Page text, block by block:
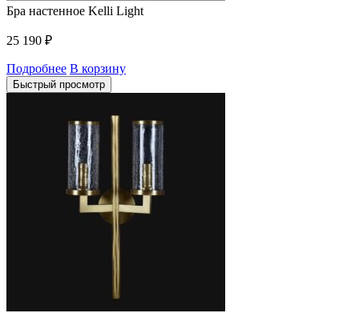
Бра настенное Kelli Light
25 190 ₽
Подробнее В корзину
Быстрый просмотр